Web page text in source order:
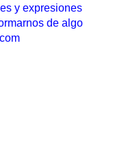
y expresiones
de algo